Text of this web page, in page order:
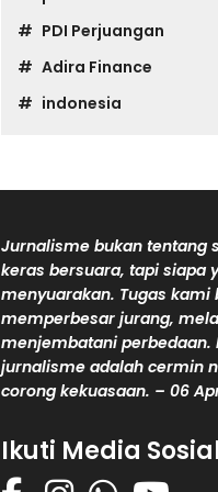
PDI Perjuangan
Adira Finance
indonesia
Jurnalisme bukan tentang
keras bersuara, tapi siapa
menyuarakan. Tugas kami
memperbesar jurang,
menjembatani perbedaan.
jurnalisme adalah cermin
corong kekuasaan. – 06
Ikuti Media